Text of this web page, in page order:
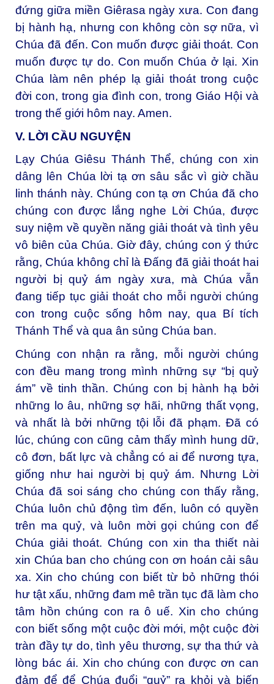
đứng giữa miền Giêrasa ngày xưa. Con đang
bị hành hạ, nhưng con không còn sợ nữa, vì
Chúa đã đến. Con muốn được giải thoát. Con
muốn được tự do. Con muốn Chúa ở lại. Xin
Chúa làm nên phép lạ giải thoát trong cuộc
đời con, trong gia đình con, trong Giáo Hội và
trong thế giới hôm nay. Amen.
V. LỜI CẦU NGUYỆN
Lạy Chúa Giêsu Thánh Thể, chúng con xin
dâng lên Chúa lời tạ ơn sâu sắc vì giờ chầu
linh thánh này. Chúng con tạ ơn Chúa đã cho
chúng con được lắng nghe Lời Chúa, được
suy niệm về quyền năng giải thoát và tình yêu
vô biên của Chúa. Giờ đây, chúng con ý thức
rằng, Chúa không chỉ là Đấng đã giải thoát hai
người bị quỷ ám ngày xưa, mà Chúa vẫn
đang tiếp tục giải thoát cho mỗi người chúng
con trong cuộc sống hôm nay, qua Bí tích
Thánh Thể và qua ân sủng Chúa ban.
Chúng con nhận ra rằng, mỗi người chúng
con đều mang trong mình những sự “bị quỷ
ám” về tinh thần. Chúng con bị hành hạ bởi
những lo âu, những sợ hãi, những thất vọng,
và nhất là bởi những tội lỗi đã phạm. Đã có
lúc, chúng con cũng cảm thấy mình hung dữ,
cô đơn, bất lực và chẳng có ai để nương tựa,
giống như hai người bị quỷ ám. Nhưng Lời
Chúa đã soi sáng cho chúng con thấy rằng,
Chúa luôn chủ động tìm đến, luôn có quyền
trên ma quỷ, và luôn mời gọi chúng con để
Chúa giải thoát. Chúng con xin tha thiết nài
xin Chúa ban cho chúng con ơn hoán cải sâu
xa. Xin cho chúng con biết từ bỏ những thói
hư tật xấu, những đam mê trần tục đã làm cho
tâm hồn chúng con ra ô uế. Xin cho chúng
con biết sống một cuộc đời mới, một cuộc đời
tràn đầy tự do, tình yêu thương, sự tha thứ và
lòng bác ái. Xin cho chúng con được ơn can
đảm để để Chúa đuổi “quỷ” ra khỏi và biến